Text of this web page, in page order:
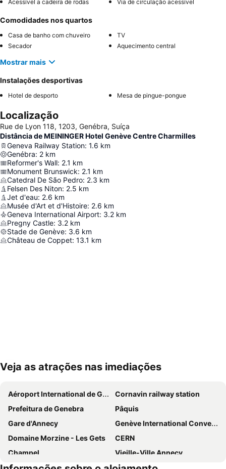
Acessível a cadeira de rodas Via de circulação acessível
Comodidades nos quartos
Casa de banho com chuveiro
TV
Secador
Aquecimento central
Mostrar mais
Instalações desportivas
Hotel de desporto Mesa de pingue-pongue
Localização
Rue de Lyon 118, 1203, Genébra, Suíça
Distância de MEININGER Hotel Genève Centre Charmilles
Geneva Railway Station: 1.6 km
Genébra: 2 km
Reformer's Wall: 2.1 km
Monument Brunswick: 2.1 km
Catedral De São Pedro: 2.3 km
Felsen Des Niton: 2.5 km
Jet d'eau: 2.6 km
Musée d'Art et d'Histoire: 2.6 km
Geneva International Airport: 3.2 km
Pregny Castle: 3.2 km
Stade de Genève: 3.6 km
Château de Coppet: 13.1 km
Ampliar mapa
Veja as atrações nas imediações
Aéroport International de Genève - Geneva International Airport
Cornavin railway station
Prefeitura de Genebra
Pâquis
Gare d'Annecy
Genève International Convention Centre
Domaine Morzine - Les Gets
CERN
Champel
Vieille-Ville Annecy